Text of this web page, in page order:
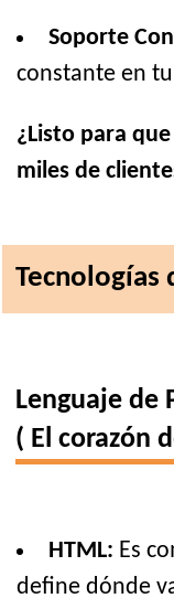
Soporte
constante en
¿Listo para
miles de
Tecnologías
Lenguaje de
( El corazón
HTML: Es
define dónde